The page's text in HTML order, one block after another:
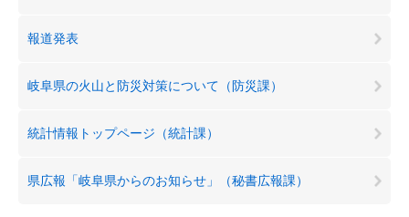
報道発表
岐阜県の火山と防災対策について（防災課）
統計情報トップページ（統計課）
県広報「岐阜県からのお知らせ」（秘書広報課）